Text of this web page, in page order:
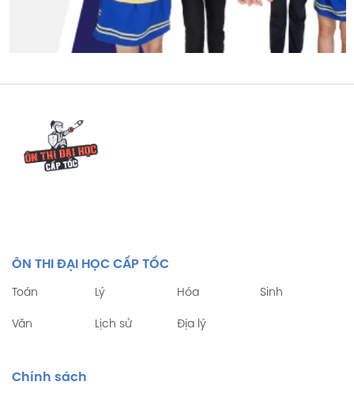
ÔN THI ĐẠI HỌC CẤP TỐC
Toán Lý Hóa Sinh
Văn Lịch sử Địa lý
Chính sách